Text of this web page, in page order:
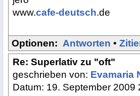
www.cafe-deutsch.de
Optionen: Antworten •
Re: Superlativ zu "oft"
geschrieben von: Evamaria
Datum: 19. September 2009